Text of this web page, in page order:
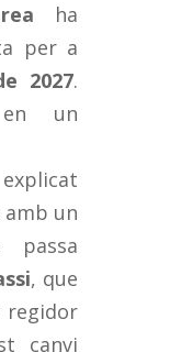
ha
per a
2027.
un
amb un
passa
, que
regidor
canvi